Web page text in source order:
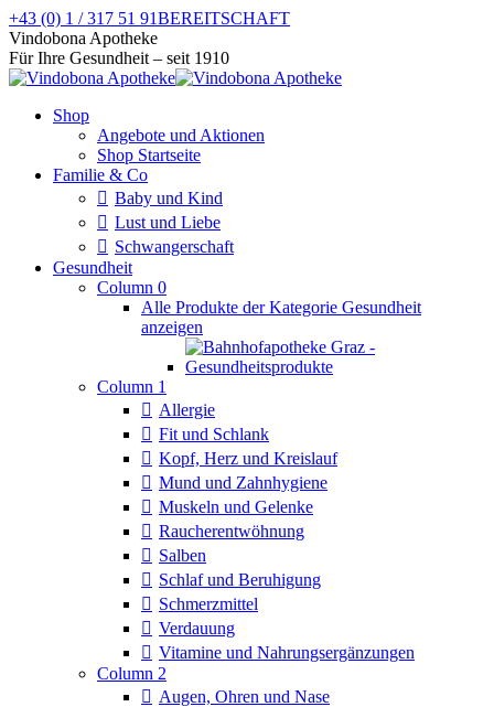
Zum
Inhalt
springen
+43 (0) 1 / 317 51 91BEREITSCHAFT
Facebook
page
opens
new
Instagram
page
opens
new
Vindobona Apotheke
Für Ihre Gesundheit – seit 1910
Shop
Angebote und Aktionen
Shop Startseite
Familie & Co
Baby und Kind
Lust und Liebe
Schwangerschaft
Gesundheit
Column 0
Alle Produkte der Kategorie Gesundheit
anzeigen
Column 1
Allergie
Fit und Schlank
Kopf, Herz und Kreislauf
Mund und Zahnhygiene
Muskeln und Gelenke
Raucherentwöhnung
Salben
Schlaf und Beruhigung
Schmerzmittel
Verdauung
Vitamine und Nahrungsergänzungen
Column 2
Augen, Ohren und Nase